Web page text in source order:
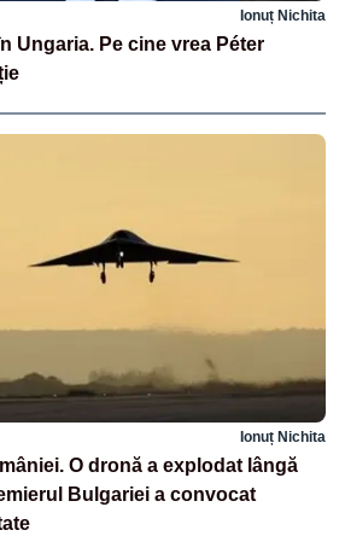
Ionuț Nichita
Ungaria. Pe cine vrea Péter
Ionuț Nichita
O dronă a explodat lângă
Bulgariei a convocat